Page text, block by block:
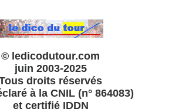
© ledicodutour.com
juin 2003-2025
droits réservés
à la CNIL (n° 864083)
et certifié IDDN